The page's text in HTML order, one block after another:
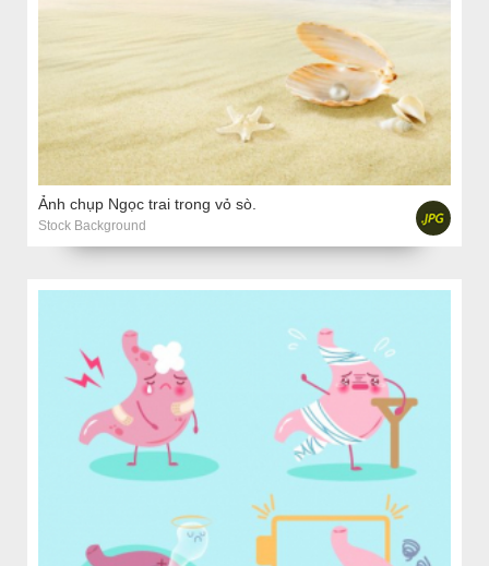
Ảnh chụp Ngọc trai trong vỏ sò.
Stock Background